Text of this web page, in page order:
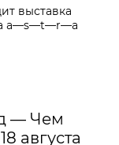
выставка
a—s—t—r—a
— Чем
августа